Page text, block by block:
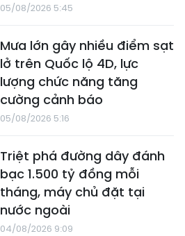
05/08/2026 5:45
Mưa lớn gây nhiều điểm sạt
lở trên Quốc lộ 4D, lực
lượng chức năng tăng
cường cảnh báo
05/08/2026 5:16
Triệt phá đường dây đánh
bạc 1.500 tỷ đồng mỗi
tháng, máy chủ đặt tại
nước ngoài
04/08/2026 9:09